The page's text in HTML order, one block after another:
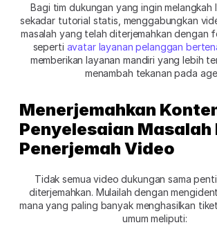
Bagi tim dukungan yang ingin melangkah
sekadar tutorial statis, menggabungkan
masalah yang telah diterjemahkan dengan
seperti avatar layanan pelanggan
memberikan layanan mandiri yang lebih
menambah tekanan pada
Menerjemahkan
Penyelesaian Masalah
Penerjemah Video
Tidak semua video dukungan sama
diterjemahkan. Mulailah dengan
mana yang paling banyak menghasilkan
umum meliputi: